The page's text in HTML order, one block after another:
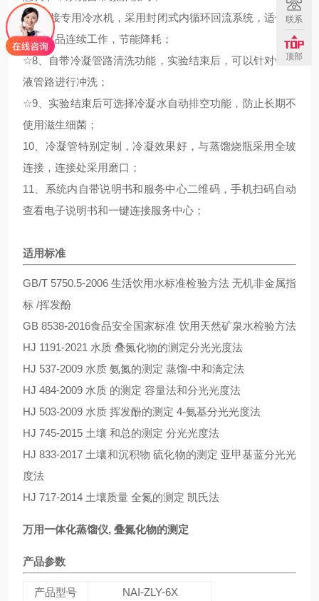
7、外接专用冷水机，采用封闭式内循环回流系统，适合大
批量样品连续工作，节能降耗；
☆8、自带冷凝管路清洗功能，实验结束后，可以针对馏出
液管路进行冲洗；
☆9、实验结束后可选择冷凝水自动排空功能，防止长期不
使用滋生细菌；
10、冷凝管特别定制，冷凝效果好，与蒸馏烧瓶采用全玻
连接，连接处采用磨口；
11、系统内自带说明书和服务中心二维码，手机扫码自动
查看电子说明书和一键连接服务中心；
适用标准
GB/T 5750.5-2006 生活饮用水标准检验方法 无机非金属指
标 /挥发酚
GB 8538-2016食品安全国家标准 饮用天然矿泉水检验方法
HJ 1191-2021 水质 叠氮化物的测定分光光度法
HJ 537-2009 水质 氨氮的测定 蒸馏-中和滴定法
HJ 484-2009 水质 的测定 容量法和分光光度法
HJ 503-2009 水质 挥发酚的测定 4-氨基分光光度法
HJ 745-2015 土壤 和总的测定 分光光度法
HJ 833-2017 土壤和沉积物 硫化物的测定 亚甲基蓝分光光
度法
HJ 717-2014 土壤质量 全氮的测定 凯氏法
万用一体化蒸馏仪, 叠氮化物的测定
产品参数
产品型号
NAI-ZLY-6X
联系
顶部